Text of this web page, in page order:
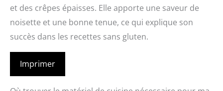
et des crêpes épaisses. Elle apporte une saveur de
noisette et une bonne tenue, ce qui explique son
succès dans les recettes sans gluten.
Imprimer